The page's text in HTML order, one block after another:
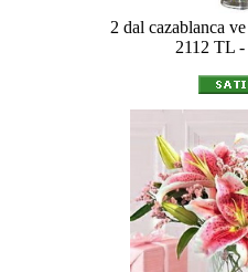
2 dal cazablanca
2112 TL